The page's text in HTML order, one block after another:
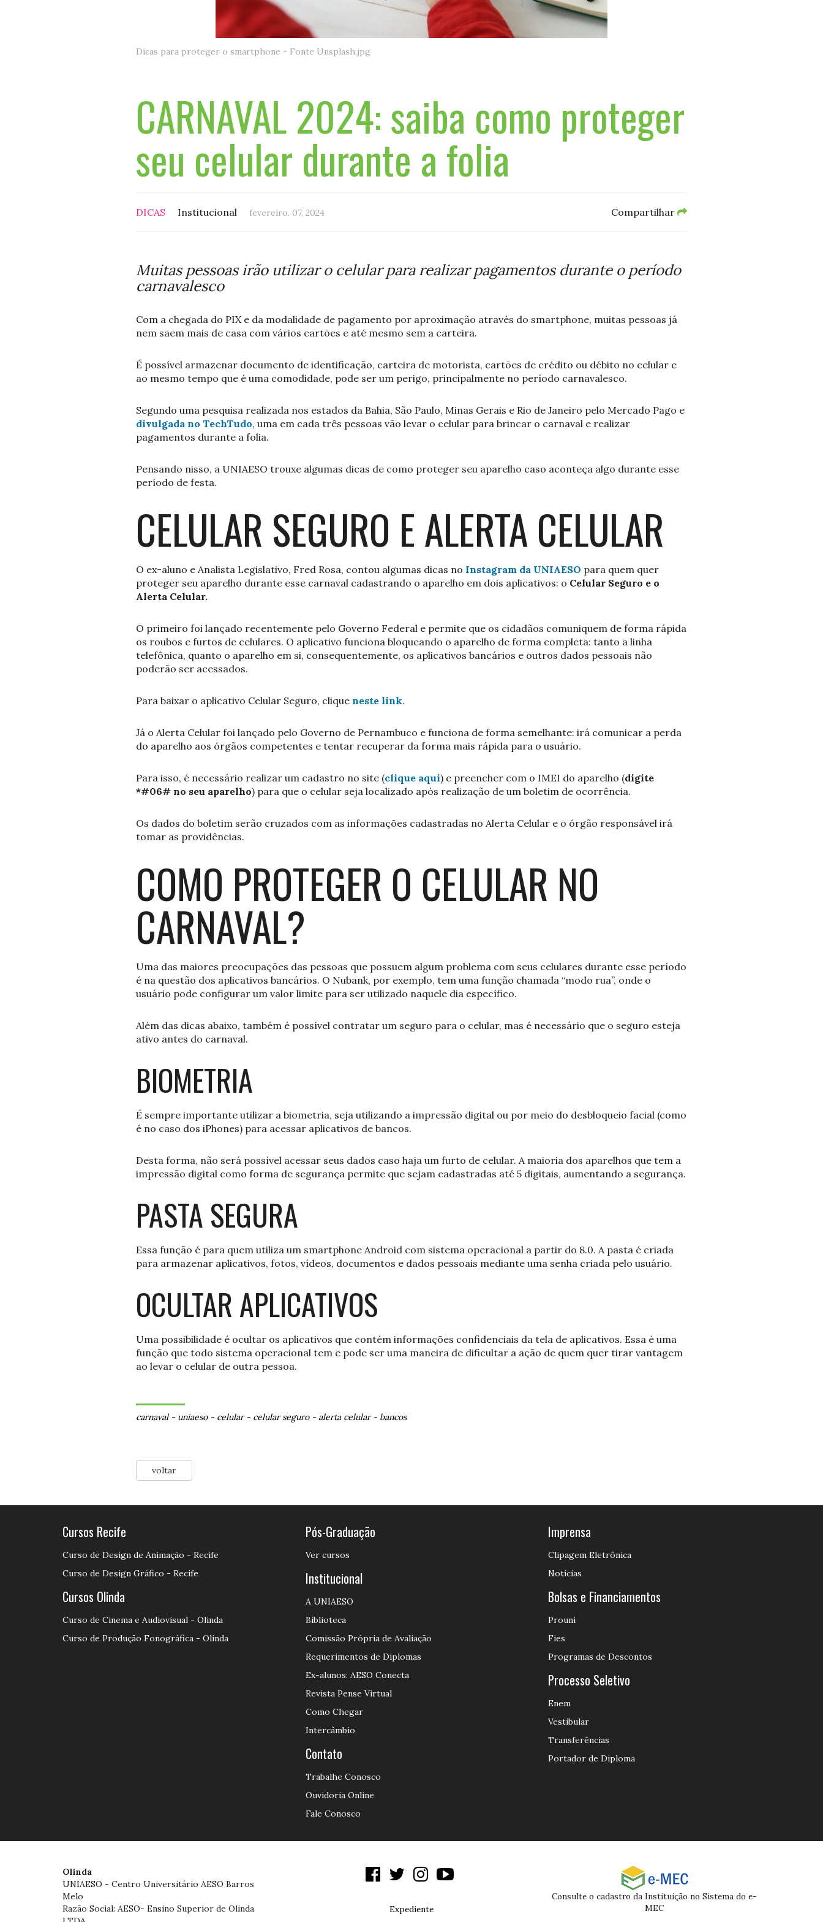
Dicas para proteger o smartphone - Fonte Unsplash.jpg
CARNAVAL 2024: saiba como proteger
seu celular durante a folia
DICAS Institucional fevereiro. 07, 2024 Compartilhar
Muitas pessoas irão utilizar o celular para realizar pagamentos durante o período
carnavalesco
Com a chegada do PIX e da modalidade de pagamento por aproximação através do smartphone, muitas pessoas já
nem saem mais de casa com vários cartões e até mesmo sem a carteira.
É possível armazenar documento de identificação, carteira de motorista, cartões de crédito ou débito no celular e
ao mesmo tempo que é uma comodidade, pode ser um perigo, principalmente no período carnavalesco.
Segundo uma pesquisa realizada nos estados da Bahia, São Paulo, Minas Gerais e Rio de Janeiro pelo Mercado Pago e
divulgada no TechTudo, uma em cada três pessoas vão levar o celular para brincar o carnaval e realizar
pagamentos durante a folia.
Pensando nisso, a UNIAESO trouxe algumas dicas de como proteger seu aparelho caso aconteça algo durante esse
período de festa.
CELULAR SEGURO E ALERTA CELULAR
O ex-aluno e Analista Legislativo, Fred Rosa, contou algumas dicas no Instagram da UNIAESO para quem quer
proteger seu aparelho durante esse carnaval cadastrando o aparelho em dois aplicativos: o Celular Seguro e o
Alerta Celular.
O primeiro foi lançado recentemente pelo Governo Federal e permite que os cidadãos comuniquem de forma rápida
os roubos e furtos de celulares. O aplicativo funciona bloqueando o aparelho de forma completa: tanto a linha
telefônica, quanto o aparelho em si, consequentemente, os aplicativos bancários e outros dados pessoais não
poderão ser acessados.
Para baixar o aplicativo Celular Seguro, clique neste link.
Já o Alerta Celular foi lançado pelo Governo de Pernambuco e funciona de forma semelhante: irá comunicar a perda
do aparelho aos órgãos competentes e tentar recuperar da forma mais rápida para o usuário.
Para isso, é necessário realizar um cadastro no site (clique aqui) e preencher com o IMEI do aparelho (digite
*#06# no seu aparelho) para que o celular seja localizado após realização de um boletim de ocorrência.
Os dados do boletim serão cruzados com as informações cadastradas no Alerta Celular e o órgão responsável irá
tomar as providências.
COMO PROTEGER O CELULAR NO
CARNAVAL?
Uma das maiores preocupações das pessoas que possuem algum problema com seus celulares durante esse período
é na questão dos aplicativos bancários. O Nubank, por exemplo, tem uma função chamada “modo rua”, onde o
usuário pode configurar um valor limite para ser utilizado naquele dia específico.
Além das dicas abaixo, também é possível contratar um seguro para o celular, mas é necessário que o seguro esteja
ativo antes do carnaval.
BIOMETRIA
É sempre importante utilizar a biometria, seja utilizando a impressão digital ou por meio do desbloqueio facial (como
é no caso dos iPhones) para acessar aplicativos de bancos.
Desta forma, não será possível acessar seus dados caso haja um furto de celular. A maioria dos aparelhos que tem a
impressão digital como forma de segurança permite que sejam cadastradas até 5 digitais, aumentando a segurança.
PASTA SEGURA
Essa função é para quem utiliza um smartphone Android com sistema operacional a partir do 8.0. A pasta é criada
para armazenar aplicativos, fotos, vídeos, documentos e dados pessoais mediante uma senha criada pelo usuário.
OCULTAR APLICATIVOS
Uma possibilidade é ocultar os aplicativos que contém informações confidenciais da tela de aplicativos. Essa é uma
função que todo sistema operacional tem e pode ser uma maneira de dificultar a ação de quem quer tirar vantagem
ao levar o celular de outra pessoa.
carnaval- uniaeso- celular- celular seguro- alerta celular- bancos
voltar
Cursos Recife
Curso de Design de Animação - Recife
Curso de Design Gráfico - Recife
Cursos Olinda
Curso de Cinema e Audiovisual - Olinda
Curso de Produção Fonográfica - Olinda
Pós-Graduação
Ver cursos
Institucional
A UNIAESO
Biblioteca
Comissão Própria de Avaliação
Requerimentos de Diplomas
Ex-alunos: AESO Conecta
Revista Pense Virtual
Como Chegar
Intercâmbio
Contato
Trabalhe Conosco
Ouvidoria Online
Fale Conosco
Imprensa
Clipagem Eletrônica
Notícias
Bolsas e Financiamentos
Prouni
Fies
Programas de Descontos
Processo Seletivo
Enem
Vestibular
Transferências
Portador de Diploma
Olinda
UNIAESO - Centro Universitário AESO Barros
Melo
Razão Social: AESO- Ensino Superior de Olinda
Expediente
Consulte o cadastro da Instituição no Sistema do e-
MEC